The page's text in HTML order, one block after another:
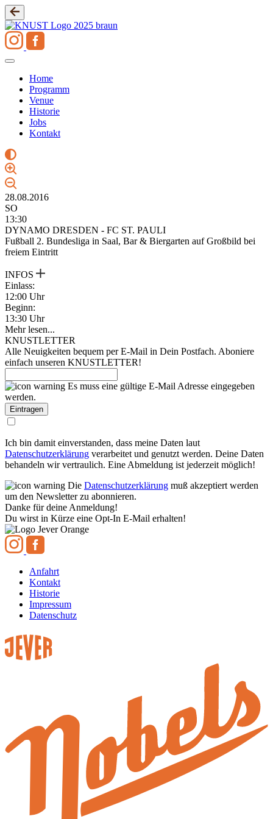
Zum
Inhalt
springen
Home
Programm
Venue
Historie
Jobs
Kontakt
28.08.2016
SO
13:30
DYNAMO DRESDEN - FC ST. PAULI
Fußball 2. Bundesliga in Saal, Bar & Biergarten auf Großbild bei
freiem Eintritt
INFOS
Einlass:
12:00 Uhr
Beginn:
13:30 Uhr
Mehr lesen...
KNUSTLETTER
Alle Neuigkeiten bequem per E-Mail in Dein Postfach. Aboniere
einfach unseren KNUSTLETTER!
Es muss eine gültige E-Mail Adresse eingegeben
werden.
Ich bin damit einverstanden, dass meine Daten laut
Datenschutzerklärung verarbeitet und genutzt werden. Deine Daten
behandeln wir vertraulich. Eine Abmeldung ist jederzeit möglich!
Die Datenschutzerklärung muß akzeptiert werden
um den Newsletter zu abonnieren.
Danke für deine Anmeldung!
Du wirst in Kürze eine Opt-In E-Mail erhalten!
Anfahrt
Kontakt
Historie
Impressum
Datenschutz